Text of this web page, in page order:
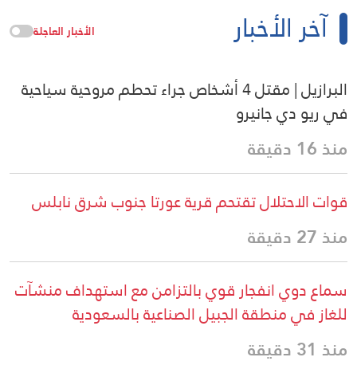
آخر الأخبار الأخبار العاجلة
البرازيل | مقتل 4 أشخاص جراء تحطم مروحية سياحية
في ريو دي جانيرو
منذ 16 دقيقة
قوات الاحتلال تقتحم قرية عورتا جنوب شرق نابلس
منذ 27 دقيقة
سماع دوي انفجار قوي بالتزامن مع استهداف منشآت
للغاز في منطقة الجبيل الصناعية بالسعودية
منذ 31 دقيقة